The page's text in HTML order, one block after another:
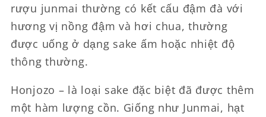
rượu junmai thường có kết cấu đậm đà với
hương vị nồng đậm và hơi chua, thường
được uống ở dạng sake ấm hoặc nhiệt độ
thông thường.
Honjozo – là loại sake đặc biệt đã được thêm
một hàm lượng cồn. Giống như Junmai, hạt